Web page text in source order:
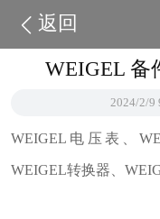
返回
WEIGEL 备
2024/2/9
WEIGEL电压表、
WEIGEL转换器、